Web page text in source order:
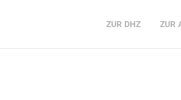
ZUR DHZ ZUR